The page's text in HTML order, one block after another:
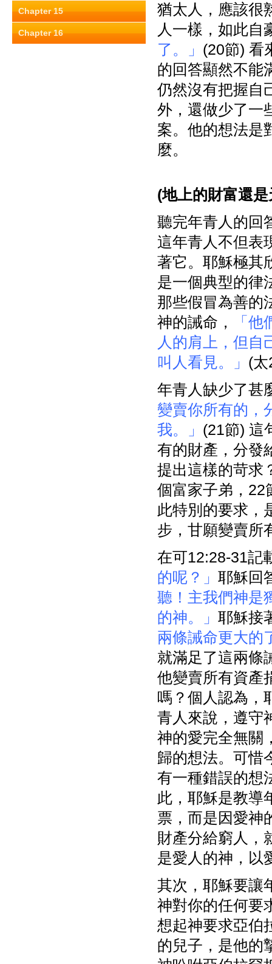
Chapter 15
Chapter 16
猶太人，應該很
人一樣，如此自
了。」 (20節) 看
的回答顯然不能
仍然沒有把握自
外，還做少了一
案。他的想法是
麼。
(地上的財富還
聽完年青人的回
這年青人不但表
著它。耶穌極其
是一個典型的律
那些假冒為善的
神的誡命，
「
人的肩上，但自
叫人看見。」 (
年青人缺少了甚
變賣你所有的，
我。」 (21節) 這
有的財產，分發
提出這樣的苛求
個富家子弟，22
此特別的要求，
步，甘願變賣所
在可12:28-31記
的呢？」 耶穌回
聽！主我們神是
的神。」 耶穌接
兩條誡命更大的
就滿足了這兩條
他變賣所有資產
嗎？個人認為，
青人來說，遵守
神的愛完全無關
歸的想法。可惜
有一種錯誤的想
此，耶穌是教導
票，而是因愛神
財產分給窮人，
是愛人的神，以
其次，耶穌要讓
神對你的任何要
想起神要求亞伯
的兒子，是他的